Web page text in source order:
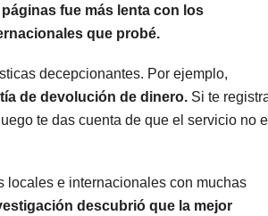
fue más lenta con los
que probé.
decepcionantes. Por ejemplo,
de devolución de dinero. Si te
te das cuenta de que el servicio no
locales e internacionales con muchas
descubrió que la mejor